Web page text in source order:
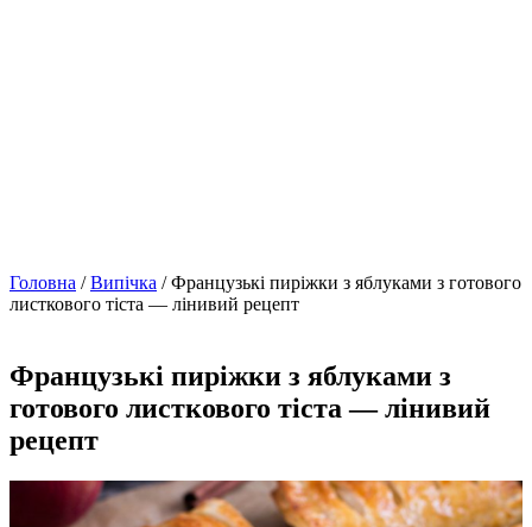
Головна /Випічка / Французькі пиріжки з яблуками з готового
листкового тіста — лінивий рецепт
Французькі пиріжки з яблуками з
готового листкового тіста — лінивий
рецепт